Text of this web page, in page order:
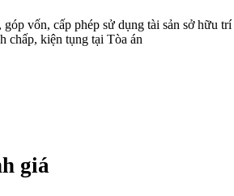
vốn, cấp phép sử dụng tài sản sở hữu trí
chấp, kiện tụng tại Tòa án
giá